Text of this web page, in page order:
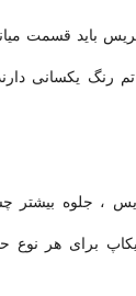
باید قسمت
رنگ یکسانی
، جلوه بیشتر
برای هر